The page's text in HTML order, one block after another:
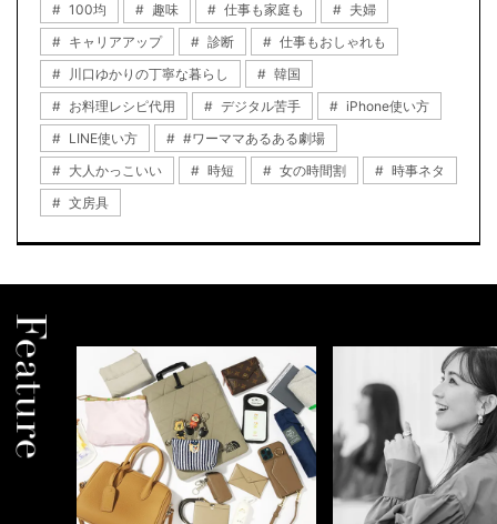
100均
趣味 仕事も家庭も
夫婦
キャリアアップ
診断
仕事もおしゃれも
川口ゆかりの丁寧な暮らし
韓国
お料理レシピ代用
デジタル苦手
iPhone使い方
LINE使い方
#ワーママあるある劇場
大人かっこいい
時短 女の時間割
時事ネタ
文房具